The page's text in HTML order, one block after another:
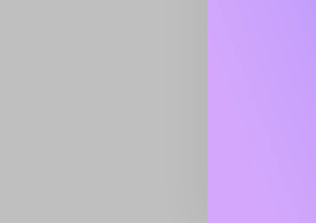
Mama
politik